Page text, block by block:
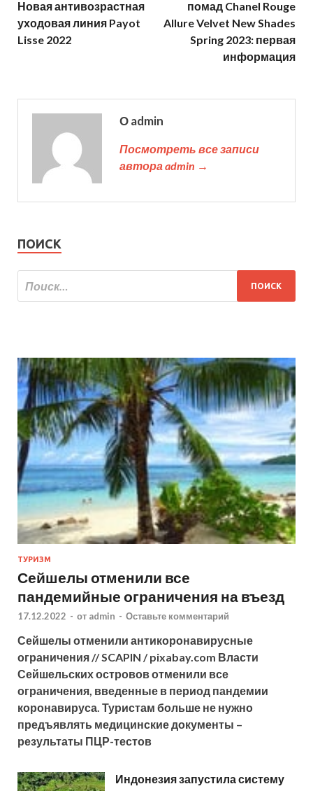
Новая антивозрастная
уходовая линия Payot
Lisse 2022
помад Chanel Rouge
Allure Velvet New Shades
Spring 2023: первая
информация
О admin
Посмотреть все записи
автора admin →
ПОИСК
ТУРИЗМ
Сейшелы отменили все
пандемийные ограничения на въезд
17.12.2022 - от admin - Оставьте комментарий
Сейшелы отменили антикоронавирусные
ограничения // SCAPIN / pixabay.com Власти
Сейшельских островов отменили все
ограничения, введенные в период пандемии
коронавируса. Туристам больше не нужно
предъявлять медицинские документы –
результаты ПЦР-тестов
Индонезия запустила систему